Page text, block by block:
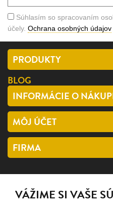
Súhlasím so spracovaním
účely. Ochrana osobných údajov
PRODUKTY
BLOG
INFORMÁCIE O
MÔJ ÚČET
FIRMA
facebook
VÁŽIME SI VAŠE